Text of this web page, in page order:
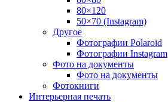
80×120
50×70 (Instagram)
Другое
Фотографии Polaroid
Фотографии Instagram
Фото на документы
Фото на документы
Фотокниги
Интерьерная печать